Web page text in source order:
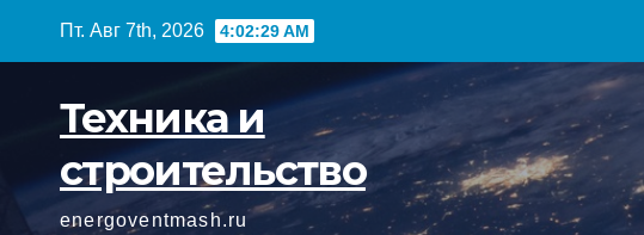
Пт. Авг 7th, 2026 4:02:30 AM
Техника и
строительство
energoventmash.ru